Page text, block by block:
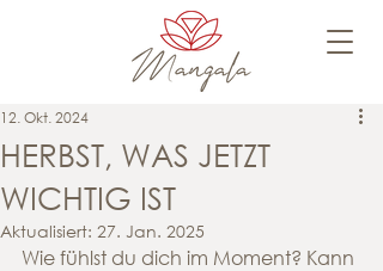
HERBST, WAS JETZT
WICHTIG IST
12. Okt. 2024
Aktualisiert: 27. Jan. 2025
Wie fühlst du dich im Moment? Kann